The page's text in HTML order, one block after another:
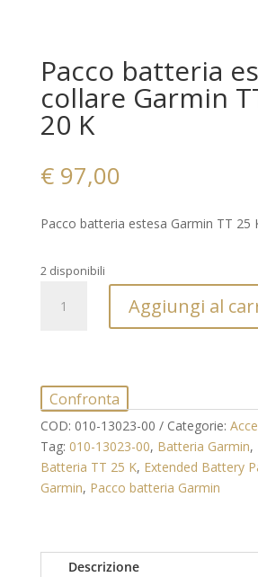
Pacco batteria
collare Garmin
20 K
€97,00
Pacco batteria estesa Garmin TT 25
2 disponibili
batteria
TT
25
K
T
20
K
Aggiungi al
Confronta
COD: 010-13023-00 Categorie:
Tag: 010-13023-00, Batteria Garmin,
Batteria TT 25 K, Extended Battery
Garmin, Pacco batteria Garmin
Descrizione